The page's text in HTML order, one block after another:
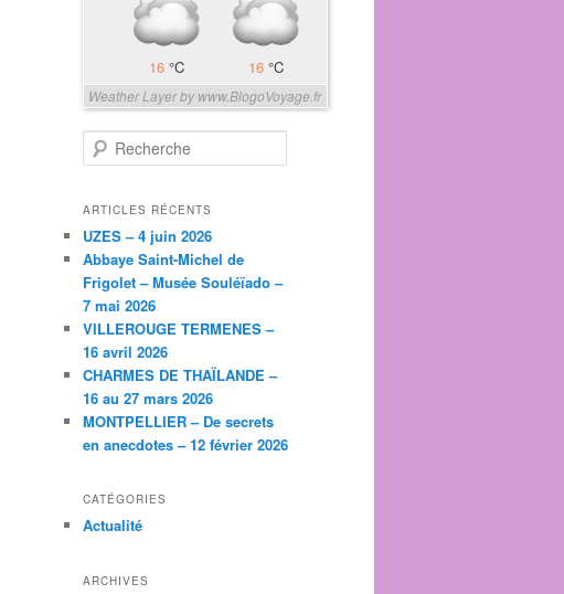
16 °C 16 °C
Weather Layer by www.BlogoVoyage.fr
e
h
r
c
h
e
ARTICLES RÉCENTS
UZES – 4 juin 2026
Abbaye Saint-Michel de
Frigolet – Musée Souléïado –
7 mai 2026
VILLEROUGE TERMENES –
16 avril 2026
CHARMES DE THAÏLANDE –
16 au 27 mars 2026
MONTPELLIER – De secrets
en anecdotes – 12 février 2026
CATÉGORIES
Actualité
ARCHIVES